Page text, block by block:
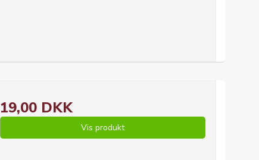
19,00 DKK
Vis produkt